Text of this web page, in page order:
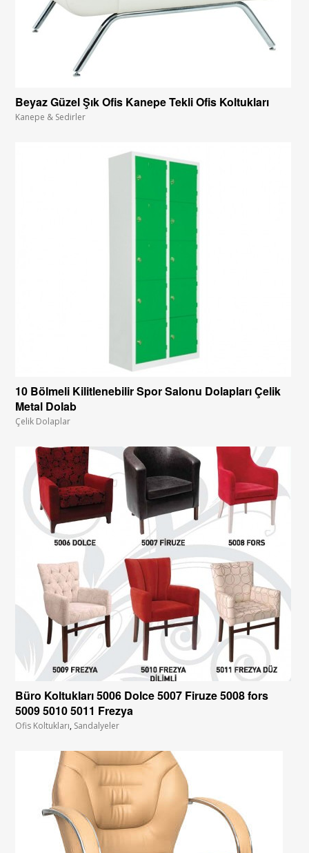
Beyaz Güzel Şık Ofis Kanepe Tekli Ofis Koltukları
Kanepe & Sedirler
10 Bölmeli Kilitlenebilir Spor Salonu Dolapları Çelik
Metal Dolab
Çelik Dolaplar
Büro Koltukları 5006 Dolce 5007 Firuze 5008 fors
5009 5010 5011 Frezya
Ofis Koltukları, Sandalyeler